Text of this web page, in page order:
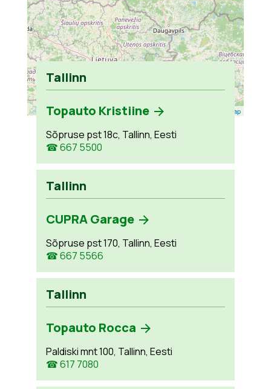
Leaflet OpenStreetMap
Tallinn
Topauto Kristiine
Sõpruse pst 18c, Tallinn, Eesti
☎ 667 5500
Tallinn
CUPRA Garage
Sõpruse pst 170, Tallinn, Eesti
☎ 667 5566
Tallinn
Topauto Rocca
Paldiski mnt 100, Tallinn, Eesti
☎ 617 7080